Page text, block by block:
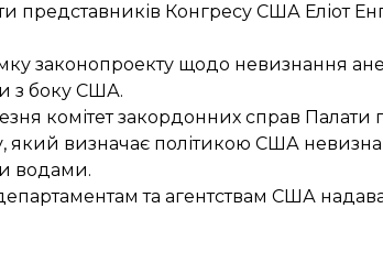
представників Конгресу США Еліот
законопроекту щодо невизнання
з боку США.
комітет закордонних справ Палати
визначає політикою США
водами.
та агентствам США